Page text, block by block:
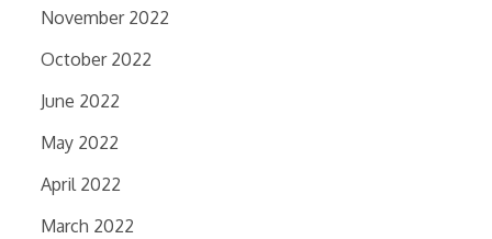
November 2022
October 2022
June 2022
May 2022
April 2022
March 2022